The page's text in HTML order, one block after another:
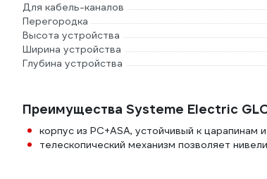
Для кабель-каналов
Перегородка
Высота устройства
Ширина устройства
Глубина устройства
Преимущества Systeme Electric
корпус из PС+ASA, устойчивый к царапинам
телескопический механизм позволяет